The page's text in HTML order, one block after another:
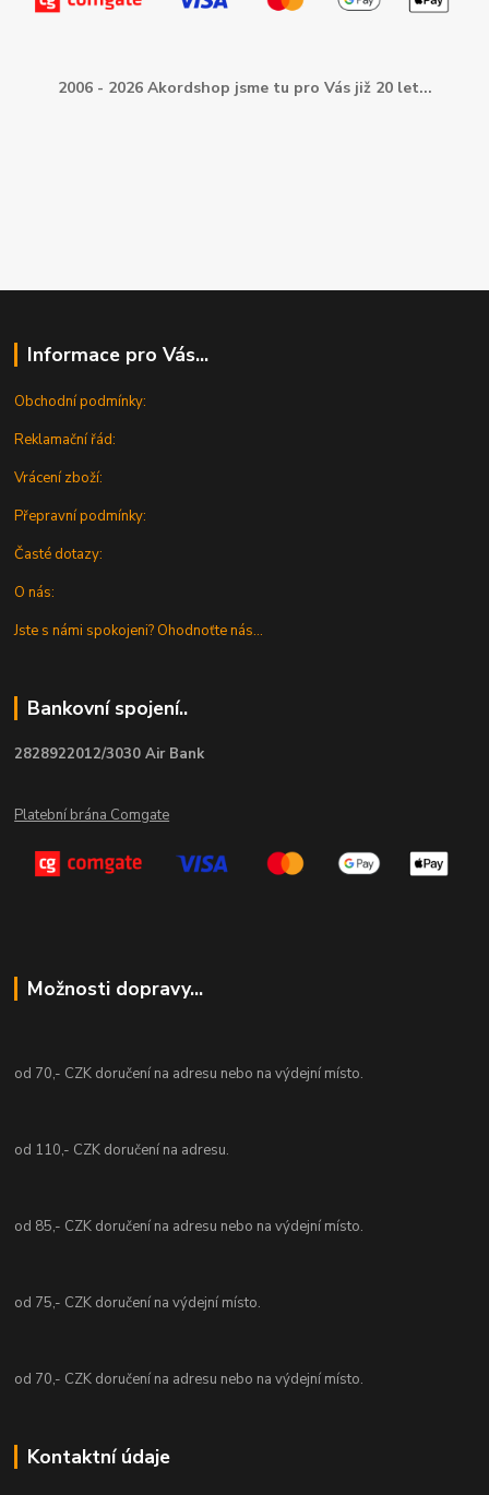
2006 - 2026 Akordshop jsme tu pro Vás již 20 let...
Informace pro Vás...
Obchodní podmínky:
Reklamační řád:
Vrácení zboží:
Přepravní podmínky:
Časté dotazy:
O nás:
Jste s námi spokojeni? Ohodnoťte nás...
Bankovní spojení..
2828922012/3030 Air Bank
Platební brána Comgate
Možnosti dopravy...
od 70,- CZK doručení na adresu nebo na výdejní místo.
od 110,- CZK doručení na adresu.
od 85,- CZK doručení na adresu nebo na výdejní místo.
od 75,- CZK doručení na výdejní místo.
od 70,- CZK doručení na adresu nebo na výdejní místo.
Kontaktní údaje